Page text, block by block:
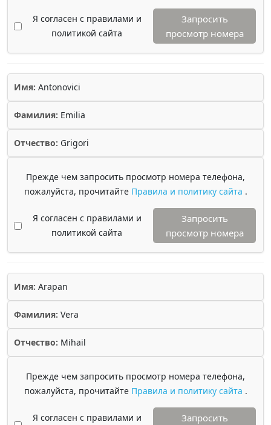
Я согласен с правилами и
политикой сайта
Запросить
просмотр номера
Имя: Antonovici
Фамилия: Emilia
Отчество: Grigori
Прежде чем запросить просмотр номера телефона,
пожалуйста, прочитайте Правила и политику сайта .
Я согласен с правилами и
политикой сайта
Запросить
просмотр номера
Имя: Arapan
Фамилия: Vera
Отчество: Mihail
Прежде чем запросить просмотр номера телефона,
пожалуйста, прочитайте Правила и политику сайта .
Я согласен с правилами и
Запросить